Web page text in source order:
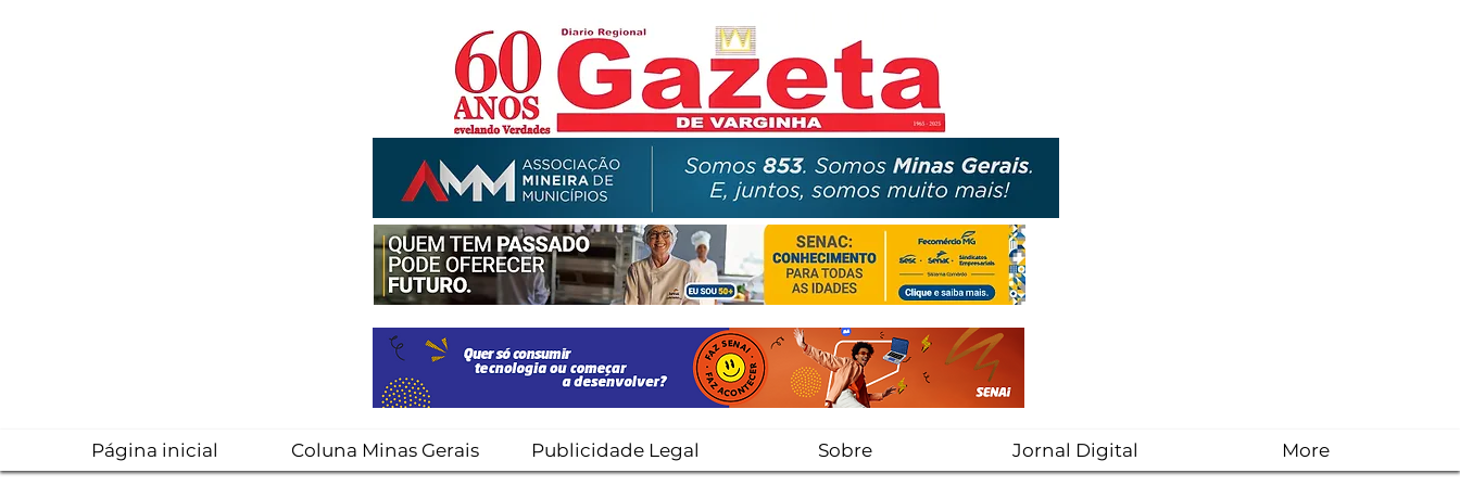
Página inicial Coluna Minas Gerais Publicidade Legal Sobre Jornal Digital More